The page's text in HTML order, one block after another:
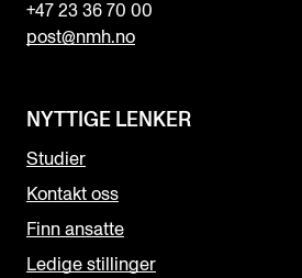
+47 23 36 70 00
post@nmh.no
NYTTIGE LENKER
Studier
Kontakt oss
Finn ansatte
Ledige stillinger